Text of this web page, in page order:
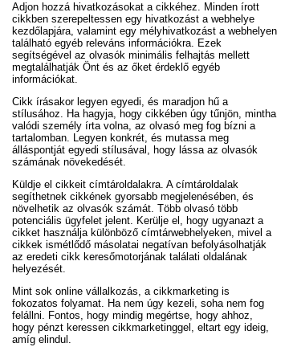
Adjon hozzá hivatkozásokat a cikkéhez. Minden írott
cikkben szerepeltessen egy hivatkozást a webhelye
kezdőlapjára, valamint egy mélyhivatkozást a webhelyen
található egyéb releváns információkra. Ezek
segítségével az olvasók minimális felhajtás mellett
megtalálhatják Önt és az őket érdeklő egyéb
információkat.
Cikk írásakor legyen egyedi, és maradjon hű a
stílusához. Ha hagyja, hogy cikkében úgy tűnjön, mintha
valódi személy írta volna, az olvasó meg fog bízni a
tartalomban. Legyen konkrét, és mutassa meg
álláspontját egyedi stílusával, hogy lássa az olvasók
számának növekedését.
Küldje el cikkeit címtároldalakra. A címtároldalak
segíthetnek cikkének gyorsabb megjelenésében, és
növelhetik az olvasók számát. Több olvasó több
potenciális ügyfelet jelent. Kerülje el, hogy ugyanazt a
cikket használja különböző címtárwebhelyeken, mivel a
cikkek ismétlődő másolatai negatívan befolyásolhatják
az eredeti cikk keresőmotorjának találati oldalának
helyezését.
Mint sok online vállalkozás, a cikkmarketing is
fokozatos folyamat. Ha nem úgy kezeli, soha nem fog
felállni. Fontos, hogy mindig megértse, hogy ahhoz,
hogy pénzt keressen cikkmarketinggel, eltart egy ideig,
amíg elindul.